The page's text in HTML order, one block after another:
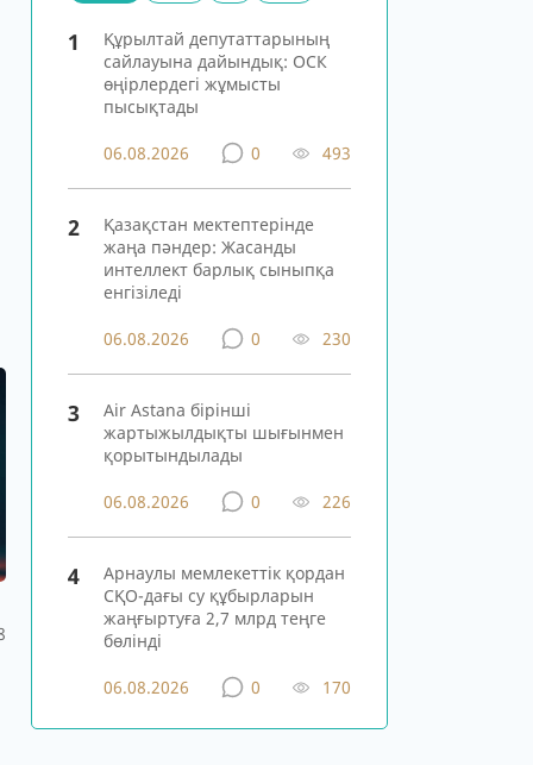
1
Құрылтай депутаттарының
сайлауына дайындық: ОСК
өңірлердегі жұмысты
пысықтады
06.08.2026 0 493
2
Қазақстан мектептерінде
жаңа пәндер: Жасанды
интеллект барлық сыныпқа
енгізіледі
06.08.2026 0 230
3
Air Astana бірінші
жартыжылдықты шығынмен
қорытындылады
06.08.2026 0 226
4
Арнаулы мемлекеттік қордан
СҚО-дағы су құбырларын
жаңғыртуға 2,7 млрд теңге
бөлінді
06.08.2026 0 170